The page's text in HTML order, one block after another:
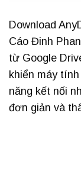
Download
Cáo Đinh
từ Google
khiển máy
năng kết nối
đơn giản và